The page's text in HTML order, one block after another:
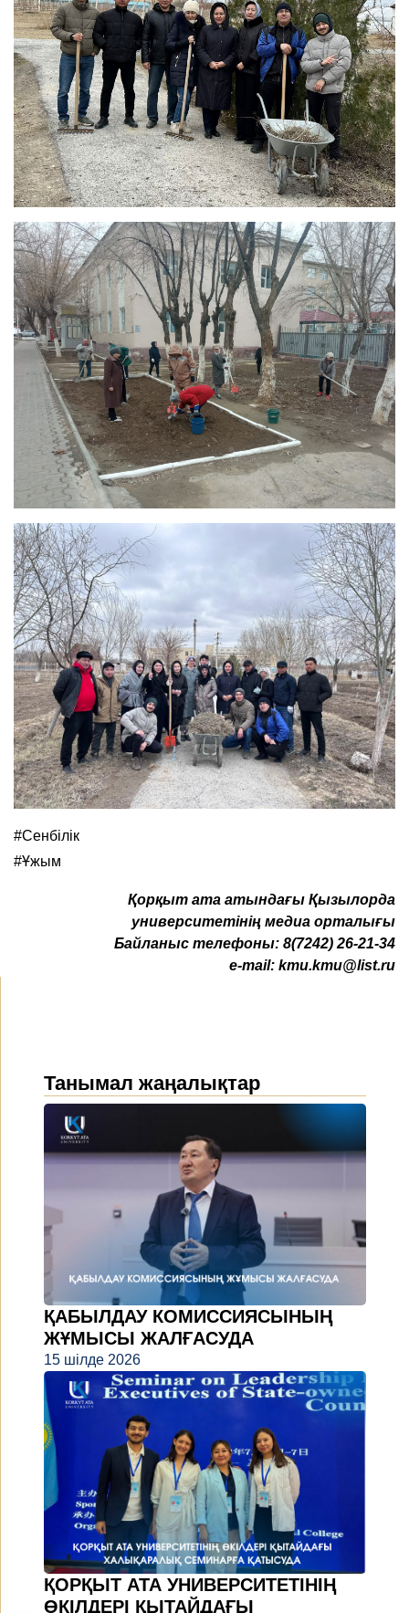
#Сенбілік
#Ұжым
Қорқыт ата атындағы Қызылорда
университетінің медиа орталығы
Байланыс телефоны: 8(7242) 26-21-34
e-mail: kmu.kmu@list.ru
Танымал жаңалықтар
ҚАБЫЛДАУ КОМИССИЯСЫНЫҢ
ЖҰМЫСЫ ЖАЛҒАСУДА
15 шілде 2026
ҚОРҚЫТ АТА УНИВЕРСИТЕТІНІҢ
ӨКІЛДЕРІ ҚЫТАЙДАҒЫ